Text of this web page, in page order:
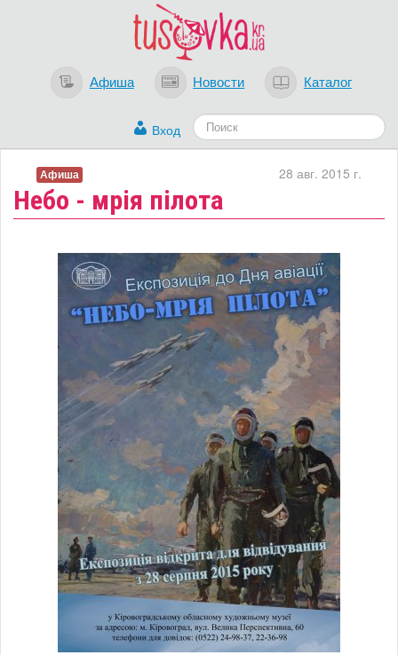
Афиша Новости Каталог
Вход
Небо - мрія пілота
28 авг. 2015 г.
Афиша